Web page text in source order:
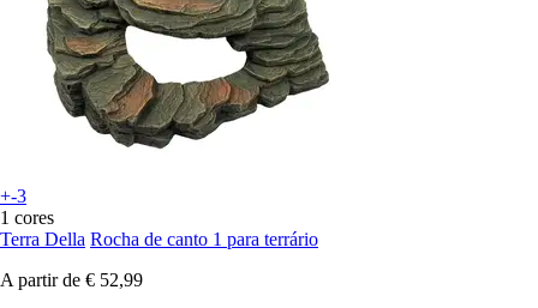
+-3
1 cores
Terra Della Rocha de canto 1 para terrário
A partir de € 52,99